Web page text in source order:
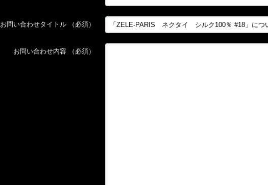
お問い合わせタイトル （必須）
お問い合わせ内容 （必須）